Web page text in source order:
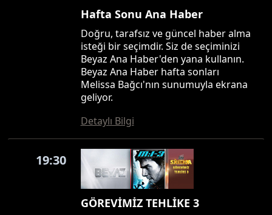
Hafta Sonu Ana Haber
Doğru, tarafsız ve güncel haber alma
isteği bir seçimdir. Siz de seçiminizi
Beyaz Ana Haber'den yana kullanın.
Beyaz Ana Haber hafta sonları
Melissa Bağcı'nın sunumuyla ekrana
geliyor.
Detaylı Bilgi
19:30
GÖREVİMİZ TEHLİKE 3